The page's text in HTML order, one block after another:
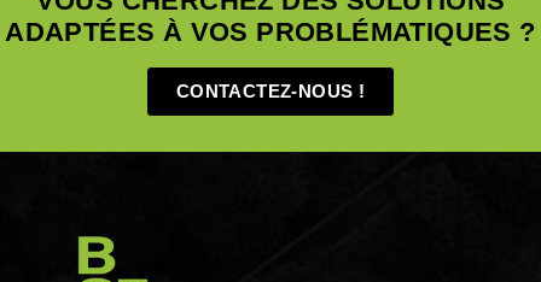
ADAPTÉES À VOS PROBLÉMATIQUES ?
CONTACTEZ-NOUS !